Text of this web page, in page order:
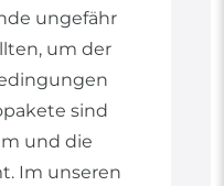
ungefähr
um der
sind
und die
Im unseren